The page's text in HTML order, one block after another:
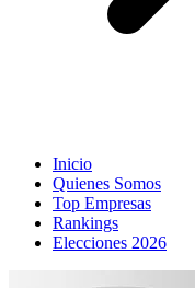
Inicio
Quienes Somos
Top Empresas
Rankings
Elecciones 2026